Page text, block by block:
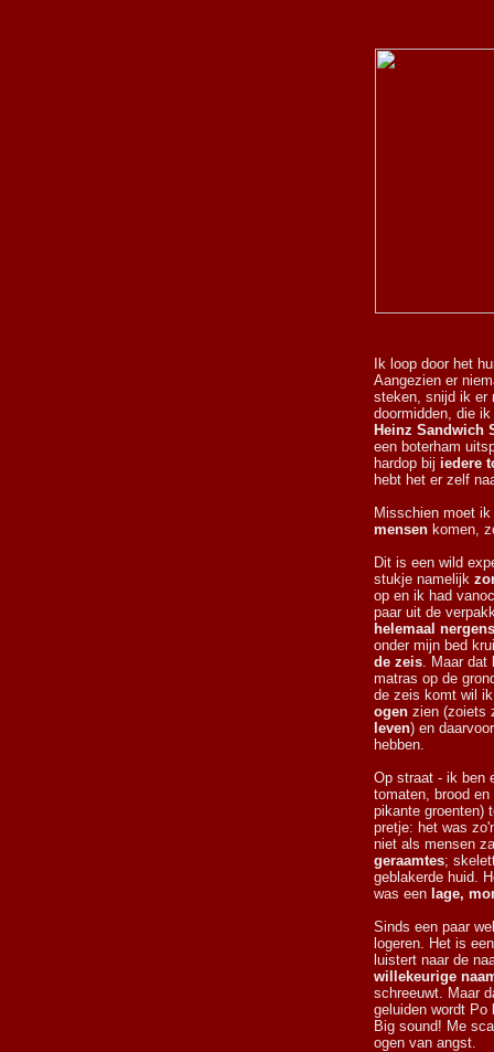
Ik loop door het
Aangezien er
steken, snijd ik er
doormidden, die
Heinz Sandwich
een boterham
hardop bij iedere
hebt het er zelf
Misschien moet
mensen komen,
Dit is een wild
stukje namelijk
op en ik had
paar uit de
helemaal nergens
onder mijn bed
de zeis. Maar dat
matras op de
de zeis komt wil
ogen zien (zoiets
leven) en
hebben.
Op straat - ik ben
tomaten, brood en
pikante groenten)
pretje: het was
niet als mensen
geraamtes;
geblakerde huid.
was een lage,
Sinds een paar
logeren. Het is
luistert naar de
willekeurige
schreeuwt. Maar
geluiden wordt Po
Big sound! Me
ogen van angst.